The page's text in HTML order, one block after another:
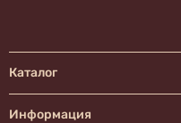
Каталог
Информация